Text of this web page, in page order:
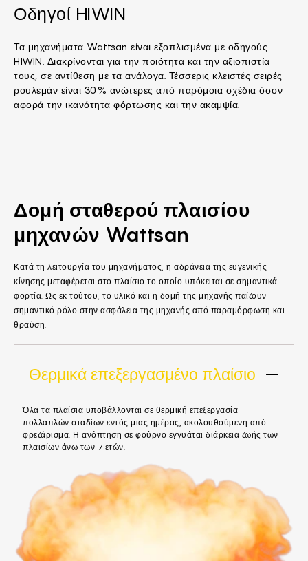
Οδηγοί HIWIN
Τα μηχανήματα Wattsan είναι εξοπλισμένα με οδηγούς
HIWIN. Διακρίνονται για την ποιότητα και την αξιοπιστία
τους, σε αντίθεση με τα ανάλογα. Τέσσερις κλειστές σειρές
ρουλεμάν είναι 30% ανώτερες από παρόμοια σχέδια όσον
αφορά την ικανότητα φόρτωσης και την ακαμψία.
Δομή σταθερού πλαισίου
μηχανών Wattsan
Κατά τη λειτουργία του μηχανήματος, η αδράνεια της ευγενικής
κίνησης μεταφέρεται στο πλαίσιο το οποίο υπόκειται σε σημαντικά
φορτία. Ως εκ τούτου, το υλικό και η δομή της μηχανής παίζουν
σημαντικό ρόλο στην ασφάλεια της μηχανής από παραμόρφωση και
θραύση.
Θερμικά επεξεργασμένο πλαίσιο
Όλα τα πλαίσια υποβάλλονται σε θερμική επεξεργασία
πολλαπλών σταδίων εντός μιας ημέρας, ακολουθούμενη από
φρεζάρισμα. Η ανόπτηση σε φούρνο εγγυάται διάρκεια ζωής των
πλαισίων άνω των 7 ετών.